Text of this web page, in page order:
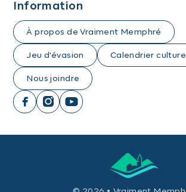
Information
À propos de Vraiment Memphré
Jeu d'évasion Calendrier culturel
Nous joindre